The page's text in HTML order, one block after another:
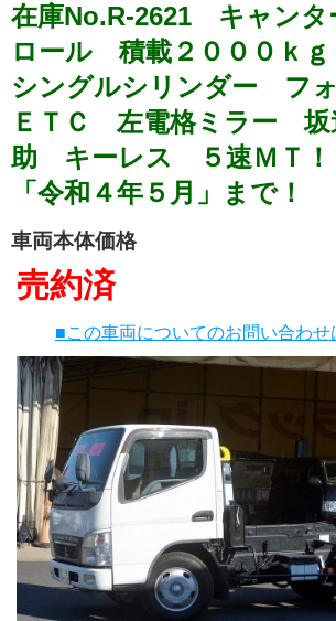
在庫No.R-2621 キャン
ロール 積載２０００ｋ
シングルシリンダー フ
ＥＴＣ 左電格ミラー 坂
助 キーレス ５速ＭＴ
「令和４年５月」まで！
車両本体価格
売約済
■この車両についてのお問い合わ